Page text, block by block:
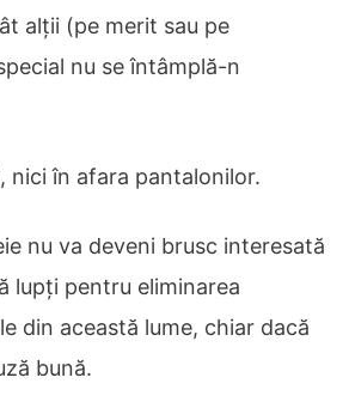
alții (pe merit sau pe
nu se întâmplă-n
nici în afara pantalonilor.
nu va deveni brusc interesată
lupți pentru eliminarea
din această lume, chiar dacă
bună.